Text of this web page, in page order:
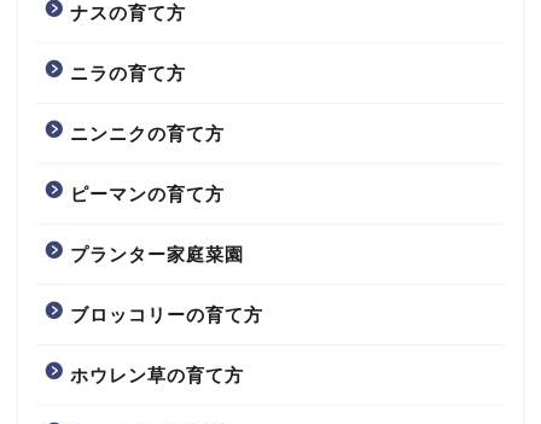
ナスの育て方
ニラの育て方
ニンニクの育て方
ピーマンの育て方
プランター家庭菜園
ブロッコリーの育て方
ホウレン草の育て方